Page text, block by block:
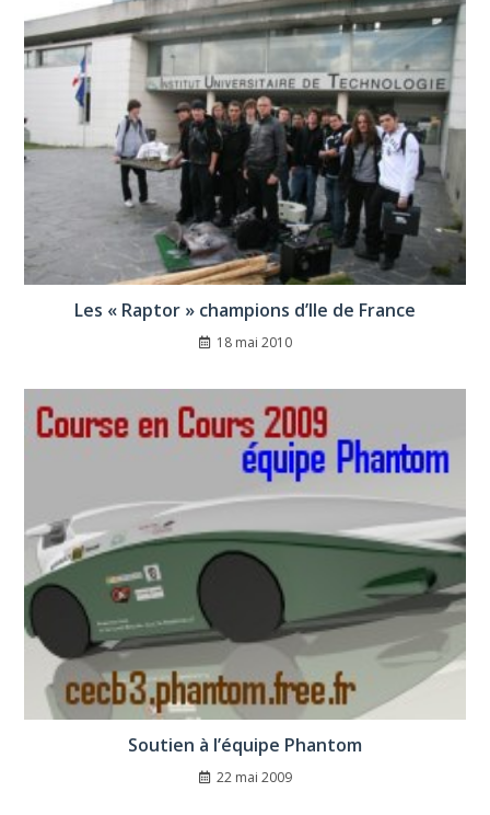
Les « Raptor » champions d’Ile de France
18 mai 2010
Soutien à l’équipe Phantom
22 mai 2009